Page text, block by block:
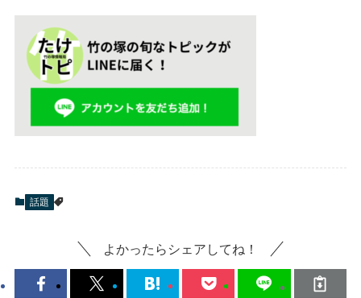
話題
よかったらシェアしてね！